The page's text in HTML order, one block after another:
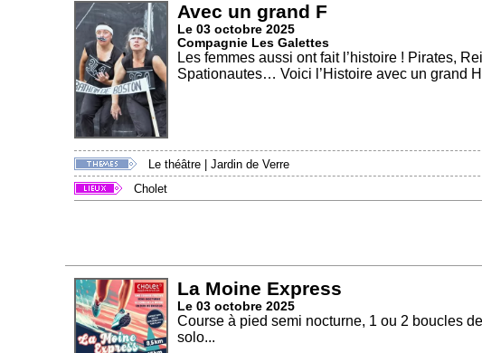
Avec un grand F
Le 03 octobre 2025
Compagnie Les Galettes
Les femmes aussi ont fait l’histoire ! Pirates,
Spationautes… Voici l’Histoire avec un grand
Le théâtre
Jardin de Verre
Cholet
La Moine Express
Le 03 octobre 2025
Course à pied semi nocturne, 1 ou 2 boucles
solo...